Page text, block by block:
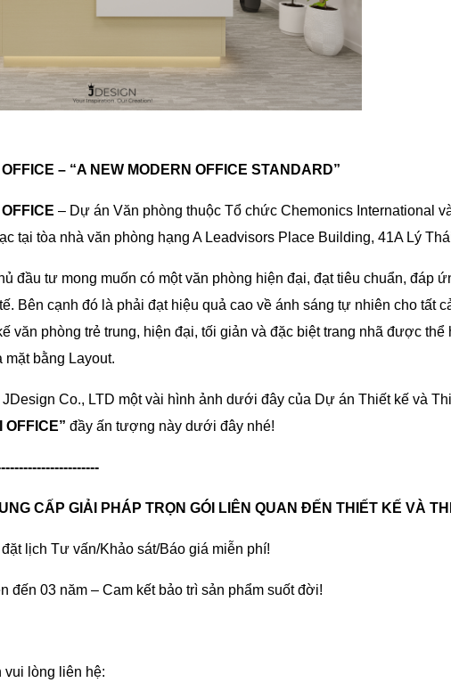
– “A NEW MODERN OFFICE STANDARD”
– Dự án Văn phòng thuộc Tổ chức Chemonics International
tại tòa nhà văn phòng hạng A Leadvisors Place Building, 41A Lý
đầu tư mong muốn có một văn phòng hiện đại, đạt tiêu chuẩn, đáp
Bên cạnh đó là phải đạt hiệu quả cao về ánh sáng tự nhiên cho tất
văn phòng trẻ trung, hiện đại, tối giản và đặc biệt trang nhã được thể
mặt bằng Layout.
Co., LTD một vài hình ảnh dưới đây của Dự án Thiết kế và
OFFICE” đầy ấn tượng này dưới đây nhé!
CẤP GIẢI PHÁP TRỌN GÓI LIÊN QUAN ĐẾN THIẾT KẾ VÀ
lịch Tư vấn/Khảo sát/Báo giá miễn phí!
đến 03 năm – Cam kết bảo trì sản phẩm suốt đời!
vui lòng liên hệ: